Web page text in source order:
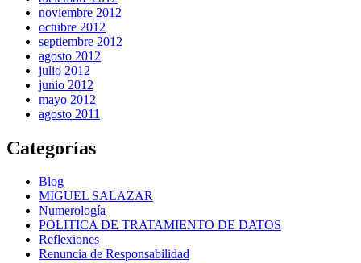
noviembre 2012
octubre 2012
septiembre 2012
agosto 2012
julio 2012
junio 2012
mayo 2012
agosto 2011
Categorías
Blog
MIGUEL SALAZAR
Numerología
POLITICA DE TRATAMIENTO DE DATOS
Reflexiones
Renuncia de Responsabilidad